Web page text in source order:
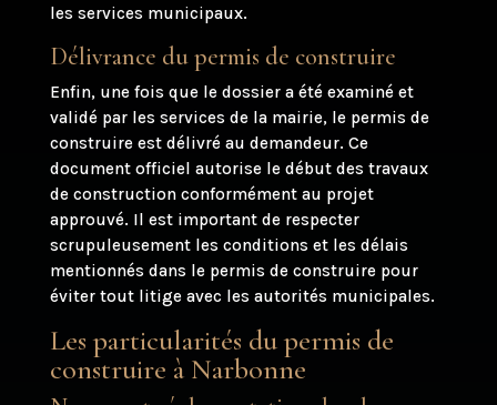
les services municipaux.
Délivrance du permis de construire
Enfin, une fois que le dossier a été examiné et
validé par les services de la mairie, le permis de
construire est délivré au demandeur. Ce
document officiel autorise le début des travaux
de construction conformément au projet
approuvé. Il est important de respecter
scrupuleusement les conditions et les délais
mentionnés dans le permis de construire pour
éviter tout litige avec les autorités municipales.
Les particularités du permis de
construire à Narbonne